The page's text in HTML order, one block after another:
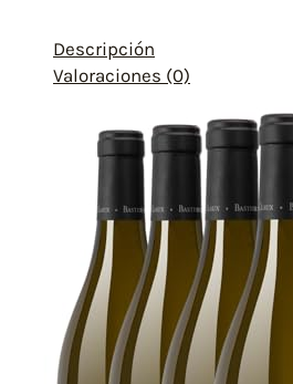
Descripción
Valoraciones (0)